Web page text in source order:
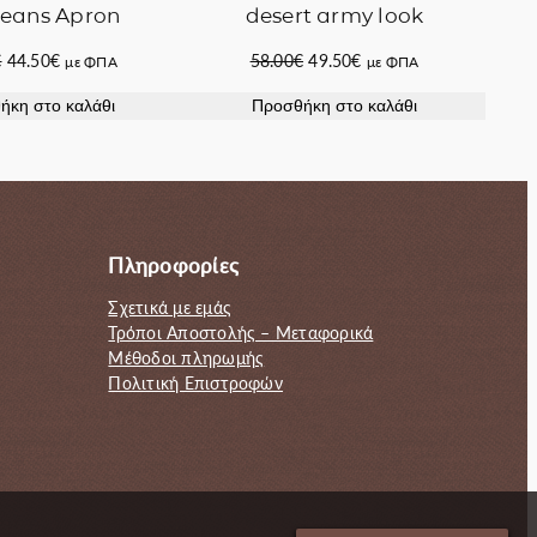
Apron
Original
was:
44.50€Η
τιμή
με ΦΠΑ
στο καλάθι
desert army look
58.00€ Original
was:
49.50€Η
τιμή
με ΦΠΑ
Προσθήκη στο καλάθι
Πληροφορίες
Σχετικά με εμάς
Τρόποι Αποστολής – Μεταφορικά
Μέθοδοι πληρωμής
Πολιτική Επιστροφών